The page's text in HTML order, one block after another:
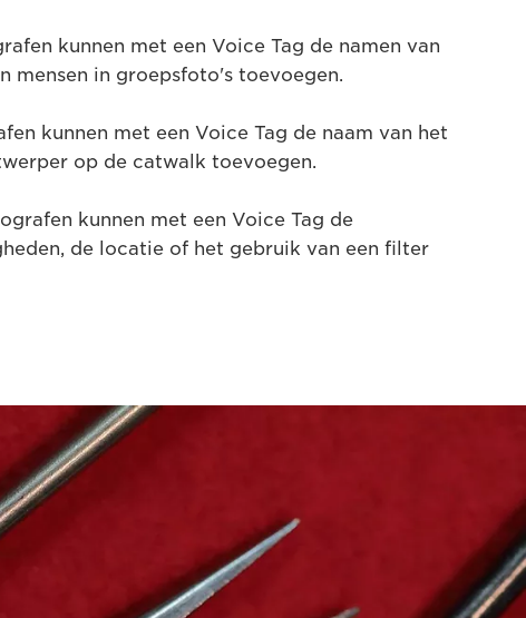
kunnen met een Voice Tag de namen van
mensen in groepsfoto's toevoegen.
kunnen met een Voice Tag de naam van het
op de catwalk toevoegen.
kunnen met een Voice Tag de
de locatie of het gebruik van een filter